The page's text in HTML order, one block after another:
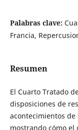
Palabras clave:
Francia,
Resumen
El Cuarto Tratado
disposiciones de
acontecimientos de
mostrando cómo el